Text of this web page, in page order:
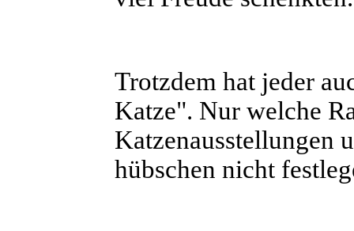
Trotzdem hat jeder
Katze". Nur welche
Katzenausstellungen
hübschen nicht